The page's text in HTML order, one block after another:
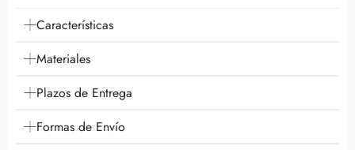
Características
Materiales
Plazos de Entrega
Formas de Envío